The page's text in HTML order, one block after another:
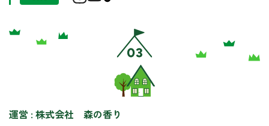
運営 : 株式会社 森の香り